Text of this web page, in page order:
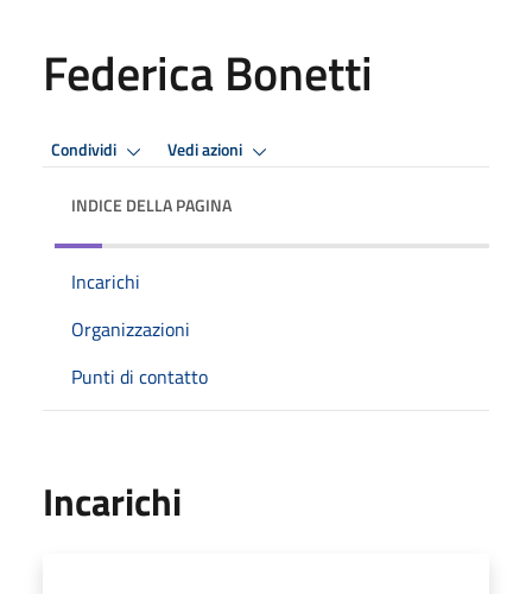
Federica Bonetti
Condividi Vedi azioni
INDICE DELLA PAGINA
Incarichi
Organizzazioni
Punti di contatto
Incarichi